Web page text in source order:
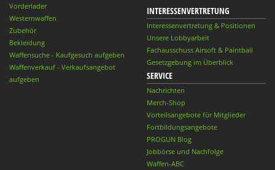
Vorderlader
Westernwaffen
Zubehör
Bekleidung
Waffensuche - Kaufgesuch aufgeben
Waffenverkauf - Verkaufsangebot
aufgeben
INTERESSENVERTRETUNG
Interessenvertretung & Positionen
Unsere Lobbyarbeit
Fachausschuss Airsoft & Paintball
Gesetzgebung im Überblick
SERVICE
Nachrichten
Merch-Shop
Vorteilsangebote für Mitglieder
Fortbildungsangebote
PROGUN Blog
Jobbörse und Nachfolge
Waffen-ABC